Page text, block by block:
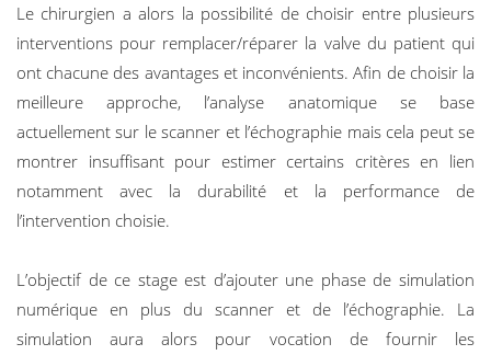
Le chirurgien a alors la possibilité de choisir entre plusieurs
interventions pour remplacer/réparer la valve du patient qui
ont chacune des avantages et inconvénients. Afin de choisir la
meilleure approche, l’analyse anatomique se base
actuellement sur le scanner et l’échographie mais cela peut se
montrer insuffisant pour estimer certains critères en lien
notamment avec la durabilité et la performance de
l’intervention choisie.
L’objectif de ce stage est d’ajouter une phase de simulation
numérique en plus du scanner et de l’échographie. La
simulation aura alors pour vocation de fournir les